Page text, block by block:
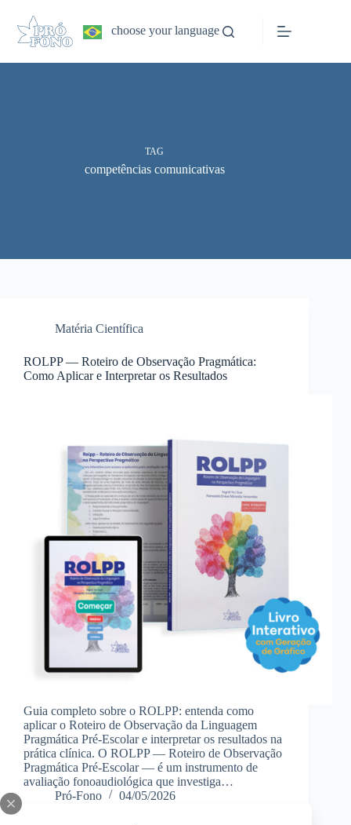
conteúdo
choose your language
TAG
competências comunicativas
Matéria Científica
ROLPP — Roteiro de Observação Pragmática:
Como Aplicar e Interpretar os Resultados
Guia completo sobre o ROLPP: entenda como
aplicar o Roteiro de Observação da Linguagem
Pragmática Pré-Escolar e interpretar os resultados na
prática clínica. O ROLPP — Roteiro de Observação
Pragmática Pré-Escolar — é um instrumento de
avaliação fonoaudiológica que investiga…
Pró-Fono
04/05/2026